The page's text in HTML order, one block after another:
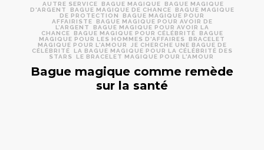
AUTRE SERVICE BAGUE MAGIQUE
BAGUE MAGIQUE
D'ARGENT
BAGUE MAGIQUE DE CHANCE
BAGUE MAGIQUE
DE PROTECTION
BAGUE MAGIQUE POUR
AFFAIRISTE
BAGUE MAGIQUE POUR AVOIR DE
L’ARGENT
BAGUE MAGIQUE POUR AVOIR LA
CHANCE
BAGUE MAGIQUE POUR CÉLÉBRITÉ
BAGUE
MAGIQUE POUR LES HOMMES D'AFFAIRES
BRACELET
MAGIQUE POUR L'AMOUR
JE CHERCHE UNE BAGUE DE
CÉLÉBRITÉ
LA BAGUE MAGIQUE POUR LA CÉLÉBRITÉ DES
STARS
LE BRACELET MAGIQUE POUR L'AMOUR
Bague magique comme remède
sur la santé